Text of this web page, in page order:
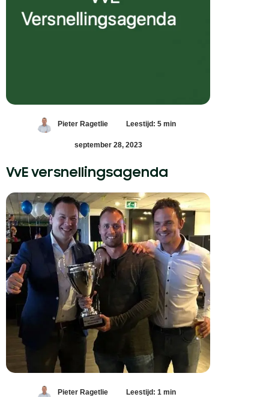
Pieter Ragetlie Leestijd: 5 min
september 28, 2023
VvE versnellingsagenda
Pieter Ragetlie Leestijd: 1 min